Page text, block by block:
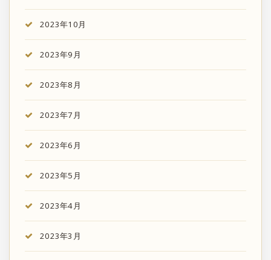
2023年10月
2023年9月
2023年8月
2023年7月
2023年6月
2023年5月
2023年4月
2023年3月